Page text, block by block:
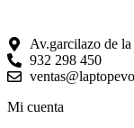
Av.garcilazo de
932 298 450
Mi cuenta